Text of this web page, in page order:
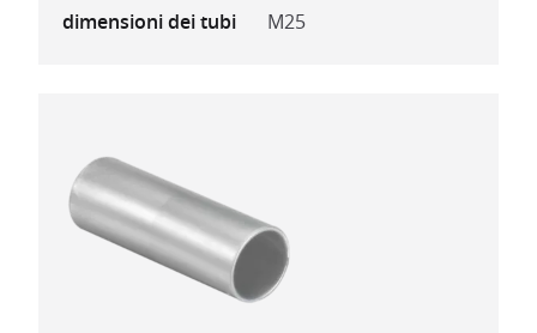
dimensioni dei tubi
M25